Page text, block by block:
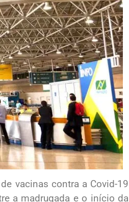
vacinas contra a Covid-19
a madrugada e o início da